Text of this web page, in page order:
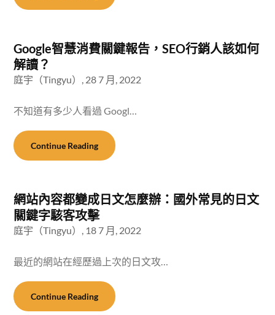
Google智慧消費關鍵報告，SEO行銷人該如何
解讀？
庭宇（Tingyu）, 28 7 月, 2022
不知道有多少人看過 Googl…
Continue Reading
網站內容都變成日文怎麼辦：國外常見的日文
關鍵字駭客攻擊
庭宇（Tingyu）, 18 7 月, 2022
最近的網站在經歷過上次的日文攻…
Continue Reading